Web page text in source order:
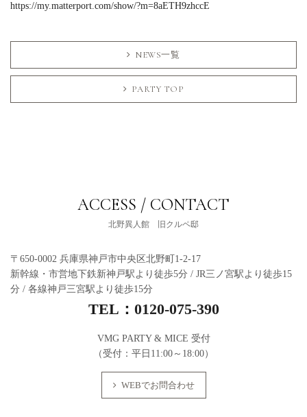
https://my.matterport.com/show/?m=8aETH9zhccE
NEWS一覧
PARTY TOP
ACCESS / CONTACT
北野異人館 旧クルペ邸
〒650-0002 兵庫県神戸市中央区北野町1-2-17
新幹線・市営地下鉄新神戸駅より徒歩5分 / JR三ノ宮駅より徒歩15
分 / 各線神戸三宮駅より徒歩15分
TEL： 0120-075-390
VMG PARTY & MICE 受付
（受付：平日11:00～18:00）
WEBでお問合わせ